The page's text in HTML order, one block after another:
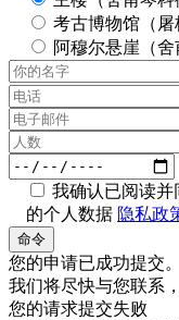
考古博物馆（屠
阿穆尔悬崖（舍
我确认已阅读并
的个人数据 隐私政
您的申请已成功提交。
我们将尽快与您联系
您的请求提交失败